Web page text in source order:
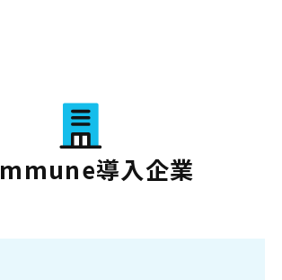
導入企業